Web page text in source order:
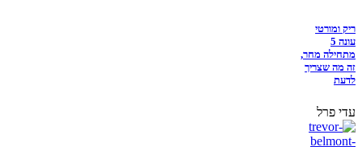
ריק ומורטי
עונה 5
מתחילה מחר,
זה מה שצריך
לדעת
עדי פרל